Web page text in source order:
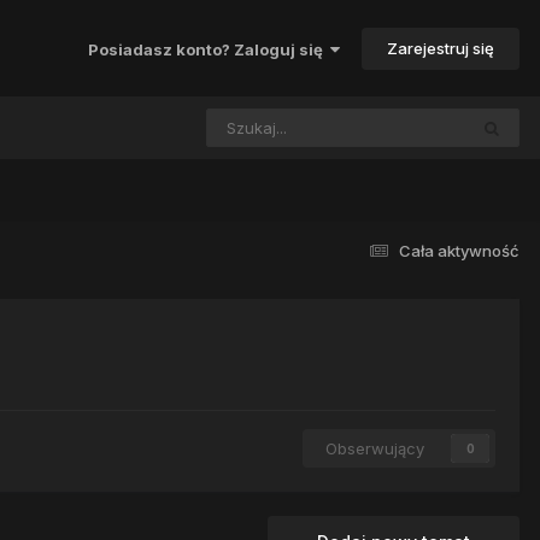
Posiadasz konto? Zaloguj się Zarejestruj się
Cała aktywność
Obserwujący 0